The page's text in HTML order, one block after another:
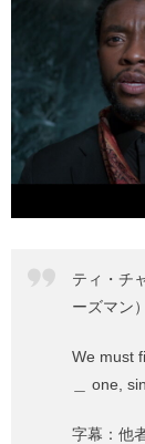
ティ・チ
ーズマン）
We must
＿ one,
字幕：他